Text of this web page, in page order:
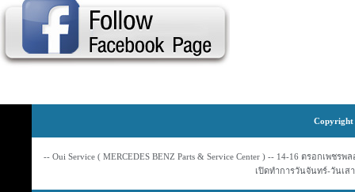
Copyright
-- Oui Service ( MERCEDES BENZ Parts & Service Center ) -- 14-16 ตรอกเพชร
เปิดทำการวันจันทร์-วันเส